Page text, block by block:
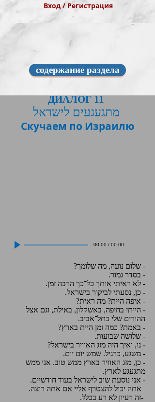
Вход / Регистрация
содержание раздела
ДИАЛОГ 11
Скучаем по Израилю
- שלום נועה, מה שלומך?
- בסדר גמור.
- לא ראיתי אותך כל־כך הרבה זמן.
- כן, נסעתי לביקור בישראל.
- איפה היית? מה ראית?
- הייתי בחיפה, באשקלון, באילת, וגם אצל
ההורים שלי בתל־אביב.
- באמת? כמה זמן היית בארץ?
- שלושה שבועות.
- נו, ואיך היה מזג האוויר בישראל?
- משגע, כרגיל. שמש יום יום.
- כן, מזג האוויר בארץ ממש טוב. אני ממש
מתגעגע לארץ.
- אני נוסעת שוב לישראל בעוד חודשיים.
אתה יכול להצטרף אליי אם אתה רוצה.
-זה רעיון לא רע בכלל.
00:00/ 00:00